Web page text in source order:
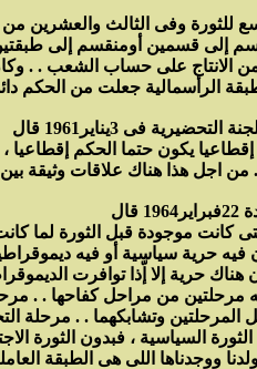
الانتاج على حساب الشعب . .
إقطاعيا يكون حتما الحكم
كانت موجودة قبل الثورة لما
فيه حرية سياسية أو فيه
مرحلتين من مراحل كفاحها . .
المرحلتين وتشابكهما . . مرحلة
ووجدناها اللى هى الطبقة